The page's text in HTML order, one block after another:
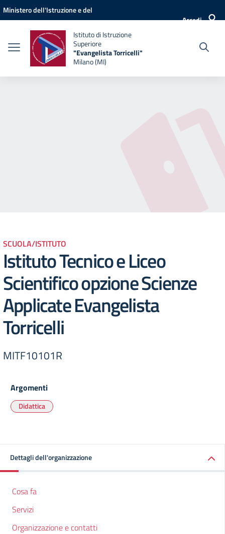
Vai ai contenuti
Vai al menu di navigazione
Vai al footer
Ministero dell'Istruzione e del
Accedi
Istituto di Istruzione
Superiore
"Evangelista Torricelli"
Milano (MI)
SCUOLA/ISTITUTO
Istituto Tecnico e Liceo
Scientifico opzione Scienze
Applicate Evangelista
Torricelli
MITF10101R
Argomenti
Didattica
Dettagli dell'organizzazione
Cosa fa
Servizi
Organizzazione e contatti